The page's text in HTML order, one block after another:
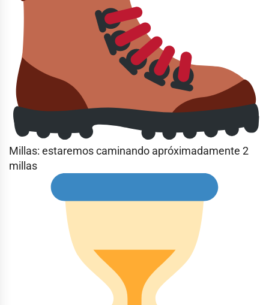
Millas: estaremos caminando apróximadamente 2
millas